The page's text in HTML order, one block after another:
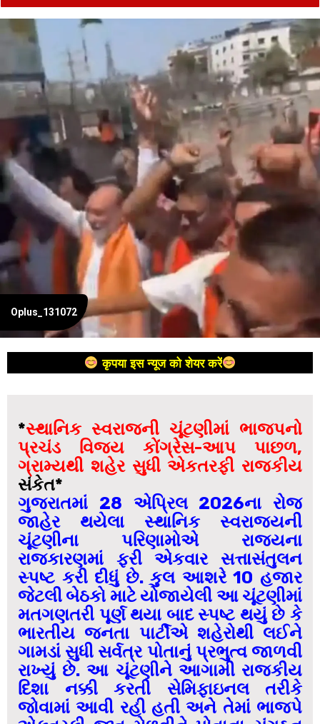
Oplus_131072
कृपया इस न्यूज को शेयर करें
*સ્થાનિક સ્વરાજની ચૂંટણીમાં ભાજપનો
પ્રચંડ વિજય કોંગ્રેસ-આપ પાછળ,
ગ્રામ્યથી શહેર સુધી એકતરફી રાજકીય
સંકેત*
ગુજરાતમાં 28 એપ્રિલ 2026ના રોજ
જાહેર થયેલા સ્થાનિક સ્વરાજ્યની
ચૂંટણીના પરિણામોએ રાજ્યના
રાજકારણમાં ફરી એકવાર સત્તાસંતુલન
સ્પષ્ટ કરી દીધું છે. કુલ આશરે 10 હજાર
જેટલી બેઠકો માટે યોજાયેલી આ ચૂંટણીમાં
મતગણતરી પૂર્ણ થયા બાદ સ્પષ્ટ થયું છે કે
ભારતીય જનતા પાર્ટીએ શહેરોથી લઈને
ગામડાં સુધી સર્વત્ર પોતાનું પ્રભુત્વ જાળવી
રાખ્યું છે. આ ચૂંટણીને આગામી રાજકીય
દિશા નક્કી કરતી સેમિફાઇનલ તરીકે
જોવામાં આવી રહી હતી અને તેમાં ભાજપે